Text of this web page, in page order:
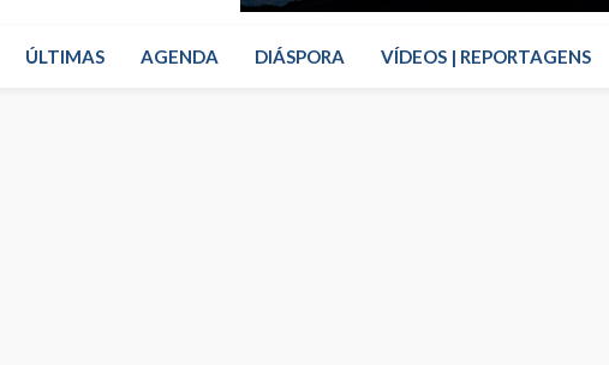
ÚLTIMAS AGENDA DIÁSPORA VÍDEOS | REPORTAGENS